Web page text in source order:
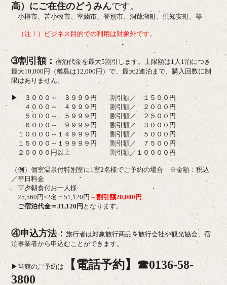
高）にご在住のどうみんです。
小樽市、苫小牧市、室蘭市、登別市、洞爺湖町、倶知安町、等
（注！）ビジネス目的での利用は対象外です。
➂割引額：宿泊代金を最大5割引します。上限額は1人1泊につき
最大10,000円（離島は12,000円）で、最大2連泊まで、購入回数に制
限はありません。
▶
３０００～ ３９９９円 割引額／ １５００円
４０００～ ４９９９円 割引額／ ２０００円
５０００～ ５９９９円 割引額／ ２５００円
６０００～ ９９９９円 割引額／ ３０００ 円
１００００～１４９９９円 割引額／ ５０００円
１５０００～１９９９９円 割引額／ ７５００円
２００００円以上 割引額／１００００円
（例）個室温泉付特別室に1室2名様でご予約の場合 ※金額：税込
／平日料金
▽夕朝食付お一人様
25,560円×2名＝51,120円－割引額20,000円
ご宿泊代金＝31,120円 となります。
④申込方法：旅行者は対象旅行商品を旅行会社や観光協会、宿
泊事業者から申込むことができます。
▶当館のご予約は
【電話予約】☎0136-58-
3800